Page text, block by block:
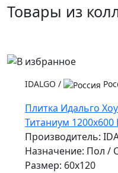
Товары из
IDALGO /
Плитка Идальго
Титаниум 1200x600
Производитель:
Назначение: Пол /
Размер: 60x120